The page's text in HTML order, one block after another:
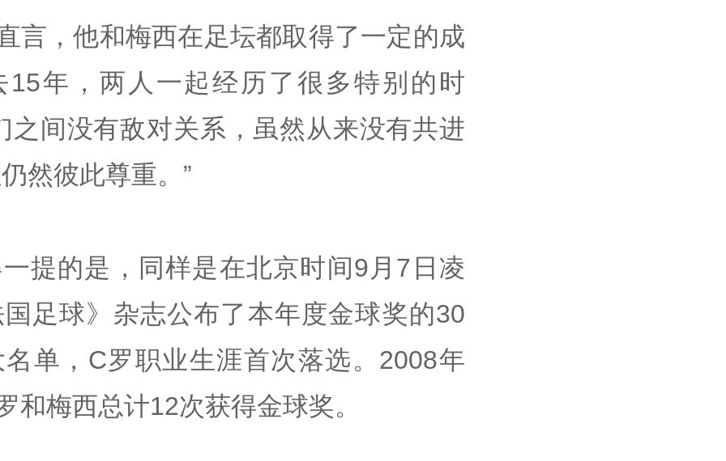
言，他和梅西在足坛都取得了一定的成
15年，两人一起经历了很多特别的时
之间没有敌对关系，虽然从来没有共进
然彼此尊重。”
提的是，同样是在北京时间9月7日凌
足球》杂志公布了本年度金球奖的30
单，C罗职业生涯首次落选。2008年
和梅西总计12次获得金球奖。